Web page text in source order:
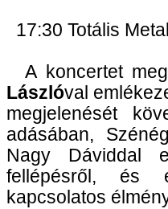
17:30 Totális
A koncertet
Lászlóval
megjelenését
adásában,
Nagy Dáviddal
fellépésről, és
kapcsolatos